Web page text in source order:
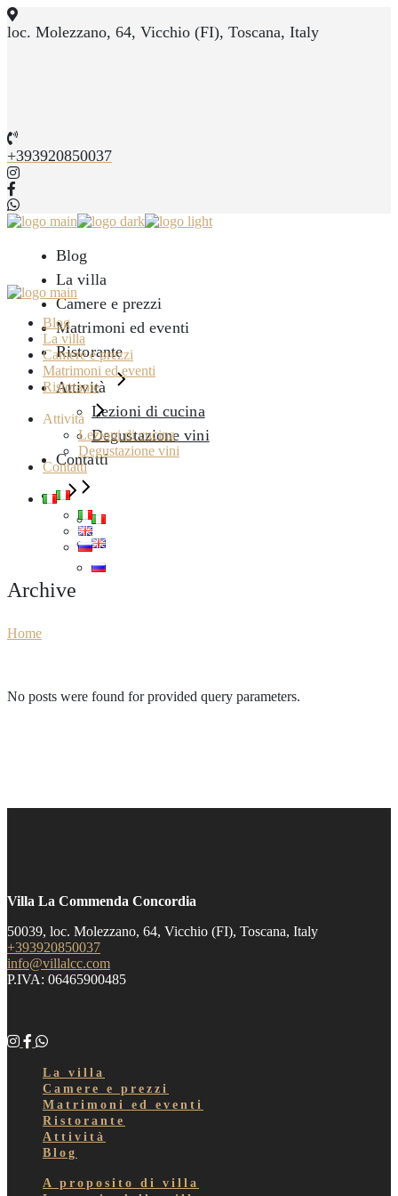
Skip
to
loc. Molezzano, 64, Vicchio (FI), Toscana, Italy
+393920850037
Blog
La villa
Camere e prezzi
Matrimoni ed eventi
Ristorante
Attività
Lezioni di cucina
Degustazione vini
Contatti
Blog
La villa
Camere e prezzi
Matrimoni ed eventi
Ristorante
Attività
Lezioni di cucina
Degustazione vini
Contatti
Archive
Home
No posts were found for provided query parameters.
Villa La Commenda Concordia
50039, loc. Molezzano, 64, Vicchio (FI), Toscana, Italy
+393920850037
info@villalcc.com
P.IVA: 06465900485
La villa
Camere e prezzi
Matrimoni ed eventi
Ristorante
Attività
Blog
A proposito di villa